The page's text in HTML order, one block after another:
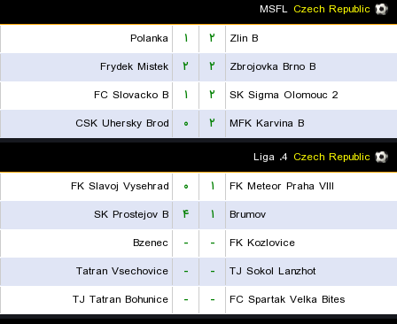
Czech Republic
MSFL
Zlin B
۲ ۱
Polanka
Zbrojovka Brno B
۲ ۲
Frydek Mistek
SK Sigma Olomouc 2
۲ ۱
FC Slovacko B
MFK Karvina B
۲ ۰
CSK Uhersky Brod
Czech Republic
4. Liga
FK Meteor Praha VIII
۱ ۰
FK Slavoj Vysehrad
Brumov
۱ ۴
SK Prostejov B
FK Kozlovice
-
-
Bzenec
TJ Sokol Lanzhot
-
-
Tatran Vsechovice
FC Spartak Velka Bites
-
-
TJ Tatran Bohunice